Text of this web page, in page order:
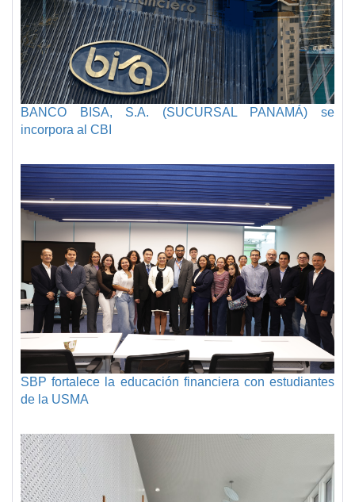
BANCO BISA, S.A. (SUCURSAL PANAMÁ) se
incorpora al CBI
SBP fortalece la educación financiera con estudiantes
de la USMA